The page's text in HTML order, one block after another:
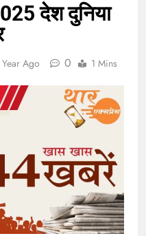
देश दुनिया
Year Ago 0 1 Mins